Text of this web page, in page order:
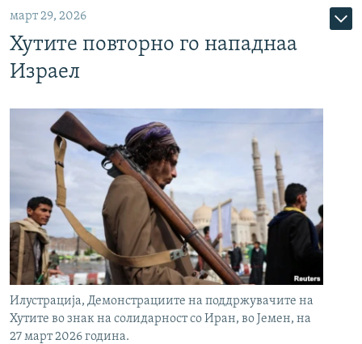
март 29, 2026
Хутите повторно го нападнаа
Израел
Илустрација, Демонстрациите на поддржувачите на
Хутите во знак на солидарност со Иран, во Јемен, на
27 март 2026 година.